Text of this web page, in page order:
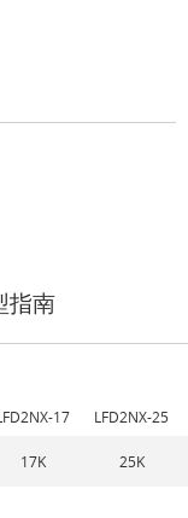
指南
17
LFD2NX-25
17K 25K